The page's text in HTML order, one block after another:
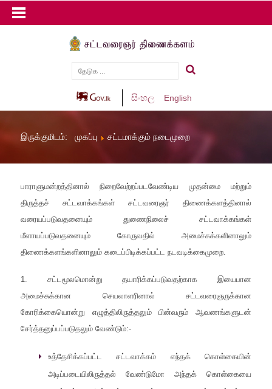
සිංහල English
இருக்குமிடம்: முகப்பு சட்டமாக்கும் நடைமுறை
பாராளுமன்றத்தினால் நிறைவேற்றப்படவேண்டிய முதன்மை மற்றும்
திருத்தச் சட்டவாக்கங்கள் சட்டவரைஞர் திணைக்களத்தினால்
வரையப்படுவதனையும் துணைநிலைச் சட்டவாக்கங்கள்
மீளாயப்படுவதனையும் கோருவதில் அமைச்சுக்களினாலும்
திணைக்களங்களினாலும் கடைப்பிடிக்கப்பட்ட நடவடிக்கைமுறை.
1. சட்டமூலமொன்று தயாரிக்கப்படுவதற்காக இயைபான
அமைச்சுக்கான செயலாளரினால் சட்டவரைஞருக்கான
கோரிக்கையொன்று எழுத்திலிருத்தலும் பின்வரும் ஆவணங்களுடன்
சேர்த்தனுப்பப்படுதலும் வேண்டும்:-
உத்தேசிக்கப்பட்ட சட்டவாக்கம் எந்தக் கொள்கையின்
அடிப்படையிலிருத்தல் வேண்டுமோ அந்தக் கொள்கையை